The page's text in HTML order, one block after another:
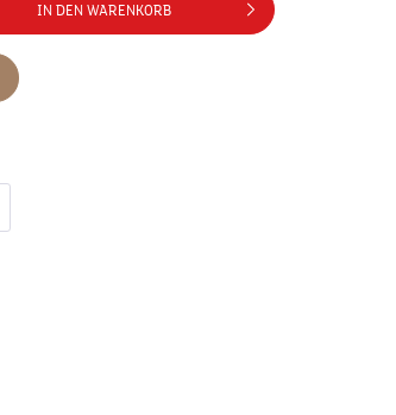
IN DEN WARENKORB